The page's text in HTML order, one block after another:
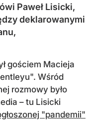
Paweł Lisicki,
deklarowanymi
gościem Macieja
Wśród
rozmowy było
– tu Lisicki
"pandemii"